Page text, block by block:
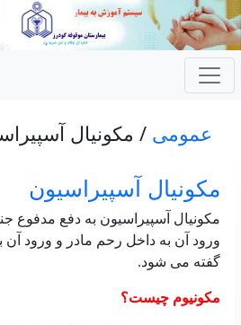
عمومی / مکونیال
مکونیال آسپیراسیون
مکونیال آسپیراسیون به‌ دفع‌ مدفوع
ورود آن به‌ داخل‌ رحم‌ مادر و ورود آن
گفته‌ می‌ شود.
مکونیوم چیست‌؟